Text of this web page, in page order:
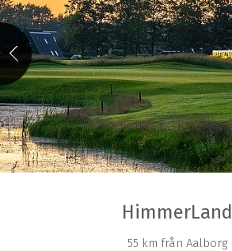
HimmerLand
55 km från Aalborg